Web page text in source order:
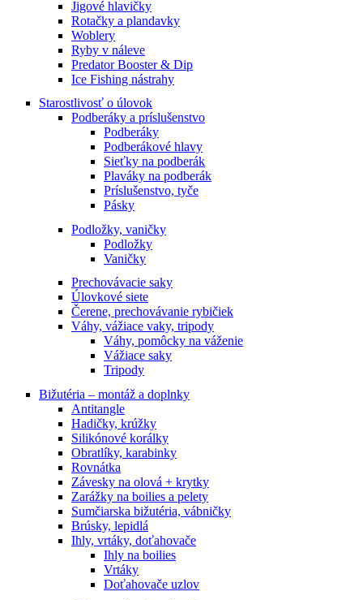
Jigové hlavičky
Rotačky a plandavky
Woblery
Ryby v náleve
Predator Booster & Dip
Ice Fishing nástrahy
Starostlivosť o úlovok
Podberáky a príslušenstvo
Podberáky
Podberákové hlavy
Sieťky na podberák
Plaváky na podberák
Príslušenstvo, tyče
Pásky
Podložky, vaničky
Podložky
Vaničky
Prechovávacie saky
Úlovkové siete
Čerene, prechovávanie rybičiek
Váhy, vážiace vaky, tripody
Váhy, pomôcky na váženie
Vážiace saky
Tripody
Bižutéria – montáž a doplnky
Antitangle
Hadičky, krúžky
Silikónové korálky
Obratlíky, karabinky
Rovnátka
Závesky na olová + krytky
Zarážky na boilies a pelety
Sumčiarska bižutéria, vábničky
Brúsky, lepidlá
Ihly, vrtáky, doťahovače
Ihly na boilies
Vrtáky
Doťahovače uzlov